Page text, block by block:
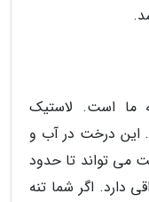
ما است. لاستیک
این درخت در آب و
می تواند تا حدود
دارد. اگر شما تنه